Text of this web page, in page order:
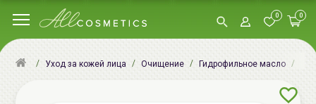
0 0
Уход за кожей лица Очищение Гидрофильное масло